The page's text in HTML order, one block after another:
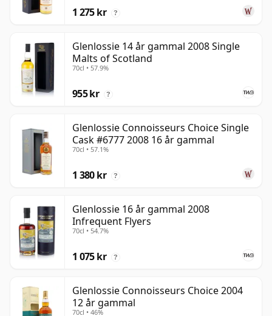
1 275 kr ?
Glenlossie 14 år gammal 2008 Single
Malts of Scotland
70cl • 57.9%
955 kr ?
Glenlossie Connoisseurs Choice Single
Cask #6777 2008 16 år gammal
70cl • 57.1%
1 380 kr ?
Glenlossie 16 år gammal 2008
Infrequent Flyers
70cl • 54.7%
1 075 kr ?
Glenlossie Connoisseurs Choice 2004
12 år gammal
70cl • 46%